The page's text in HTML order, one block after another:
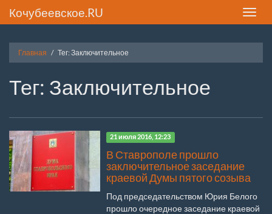
Toggle
Кочубеевское.RU
Главная Тег: Заключительное
Тег: Заключительное
21 июля 2016, 12:23
В Ставрополе прошло
заключительное заседание
краевой Думы пятого созыва
Под председательством Юрия Белого
прошло очередное заседание краевой